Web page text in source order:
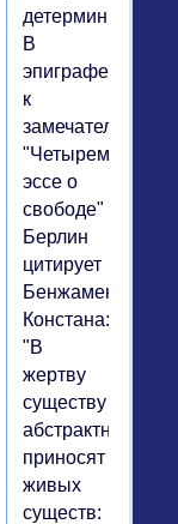
детерминизма.
В
эпиграфе
к
замечательным
"Четырем
эссе о
свободе"
Берлин
цитирует
Бенжамена
Констана:
"В
жертву
существу
абстрактному
приносят
живых
существ: